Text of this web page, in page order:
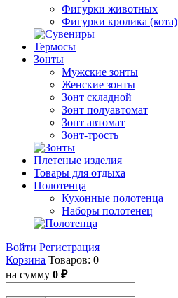
Фигурки животных
Фигурки кролика (кота)
Термосы
Зонты
Мужские зонты
Женские зонты
Зонт складной
Зонт полуавтомат
Зонт автомат
Зонт-трость
Плетеные изделия
Товары для отдыха
Полотенца
Кухонные полотенца
Наборы полотенец
Войти Регистрация
Корзина Товаров: 0
на сумму 0 ₽